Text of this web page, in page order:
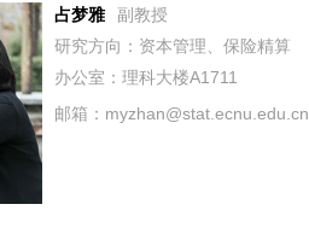
占梦雅
副教授
研究方向：资本管理、保险精算
办公室：理科大楼A1711
邮箱：myzhan@stat.ecnu.edu.cn